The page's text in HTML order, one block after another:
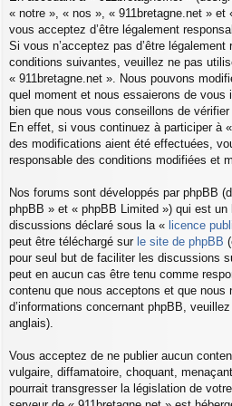
« notre », « nos », « 911bretagne.net » et
vous acceptez d’être légalement
Si vous n’acceptez pas d’être
conditions suivantes, veuillez ne pas
« 911bretagne.net ». Nous pouvons
quel moment et nous essaierons de vous
bien que nous vous conseillons de
En effet, si vous continuez à participer à
des modifications aient été effectuées,
responsable des conditions modifiées et
Nos forums sont développés par phpBB
phpBB » et « phpBB Limited ») qui est un
discussions déclaré sous la « licence
peut être téléchargé sur le site de phpBB
pour seul but de faciliter les discussions
peut en aucun cas être tenu comme
contenu que nous acceptons et que nous
d’informations concernant phpBB,
anglais).
Vous acceptez de ne publier aucun
vulgaire, diffamatoire, choquant,
pourrait transgresser la législation de